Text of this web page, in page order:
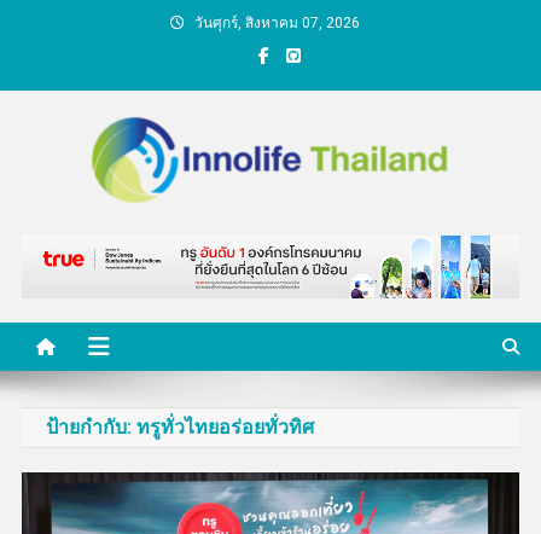
วันศุกร์, สิงหาคม 07, 2026
คนกับความคิด ชีวิตกับ
นวัตกรรม
ป้ายกำกับ: ทรูทั่วไทยอร่อยทั่วทิศ